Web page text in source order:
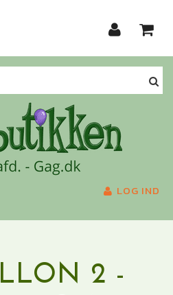
LOG IND
2 -